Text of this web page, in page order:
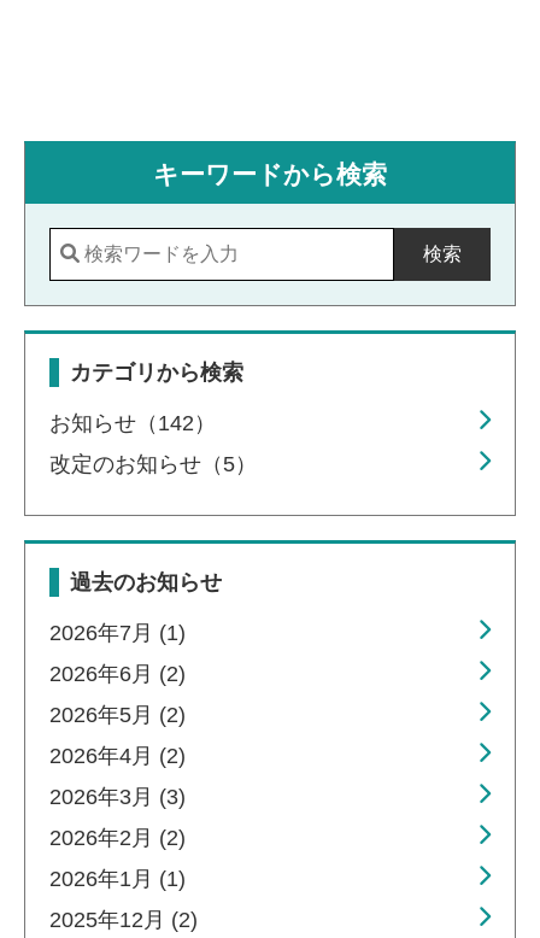
キーワードから検索
検索
カテゴリから検索
お知らせ（142）
改定のお知らせ（5）
過去のお知らせ
2026年7月 (1)
2026年6月 (2)
2026年5月 (2)
2026年4月 (2)
2026年3月 (3)
2026年2月 (2)
2026年1月 (1)
2025年12月 (2)